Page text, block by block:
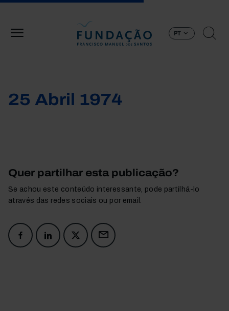
PT
25 Abril 1974
Quer partilhar esta publicação?
Se achou este conteúdo interessante, pode partilhá-lo
através das redes sociais ou por email.